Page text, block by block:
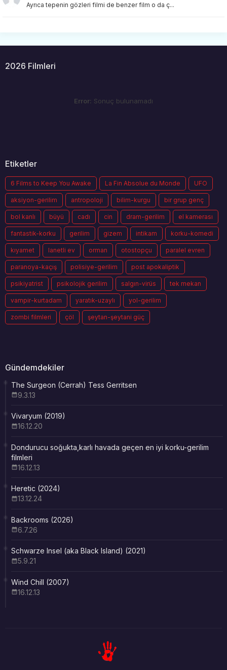
Ayrıca tepenin gözleri filmi de benzer film o da ç...
2026 Filmleri
Error: Sonuç bulunamadı
Etiketler
6 Films to Keep You Awake La Fin Absolue du Monde UFO
aksiyon-gerilim antropoloji bilim-kurgu bir grup genç
bol kanlı büyü cadı cin dram-gerilim el kamerası
fantastik-korku gerilim gizem intikam korku-komedi
kıyamet lanetli ev orman otostopçu paralel evren
paranoya-kaçış polisiye-gerilim post apokaliptik
psikiyatrist psikolojik gerilim salgın-virüs tek mekan
vampir-kurtadam yaratık-uzaylı yol-gerilim
zombi filmleri çöl şeytan-şeytani güç
Gündemdekiler
The Surgeon (Cerrah) Tess Gerritsen
9.3.13
Vivaryum (2019)
16.12.20
Dondurucu soğukta,karlı havada geçen en iyi korku-gerilim
filmleri
16.12.13
Heretic (2024)
13.12.24
Backrooms (2026)
6.7.26
Schwarze Insel (aka Black Island) (2021)
5.9.21
Wind Chill (2007)
16.12.13